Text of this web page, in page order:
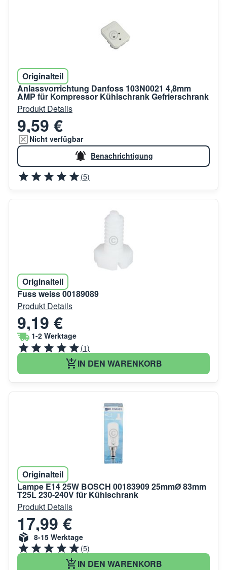
Originalteil
Anlassvorrichtung Danfoss 103N0021 4,8mm
AMP für Kompressor Kühlschrank Gefrierschrank
Produkt Details
9,59 €
Nicht verfügbar
Benachrichtigung
(5)
Originalteil
Fuss weiss 00189089
Produkt Details
9,19 €
1-2 Werktage
(1)
IN DEN WARENKORB
Originalteil
Lampe E14 25W BOSCH 00183909 25mmØ 83mm
T25L 230-240V für Kühlschrank
Produkt Details
17,99 €
8-15 Werktage
(5)
IN DEN WARENKORB